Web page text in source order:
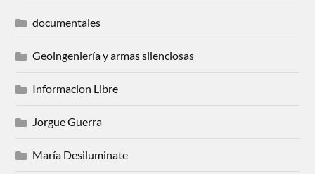
documentales
Geoingeniería y armas silenciosas
Informacion Libre
Jorgue Guerra
María Desiluminate